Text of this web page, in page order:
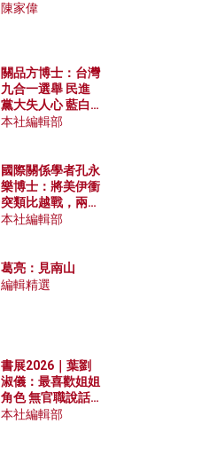
陳家偉
關品方博士：台灣
九合一選舉 民進
黨大失人心 藍白
合作有望拿下七成
本社編輯部
國際關係學者孔永
樂博士：將美伊衝
突類比越戰，兩者
有何異同？中國崛
本社編輯部
葛亮：見南山
編輯精選
書展2026｜葉劉
淑儀：最喜歡姐姐
角色 無官職說話
包袱少
本社編輯部